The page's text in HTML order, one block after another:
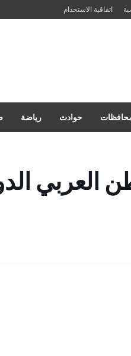
اتفاقية الاستخدام
حوادث رياضة
العربي